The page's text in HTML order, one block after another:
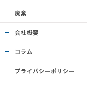
廃棄
会社概要
コラム
プライバシーポリシー